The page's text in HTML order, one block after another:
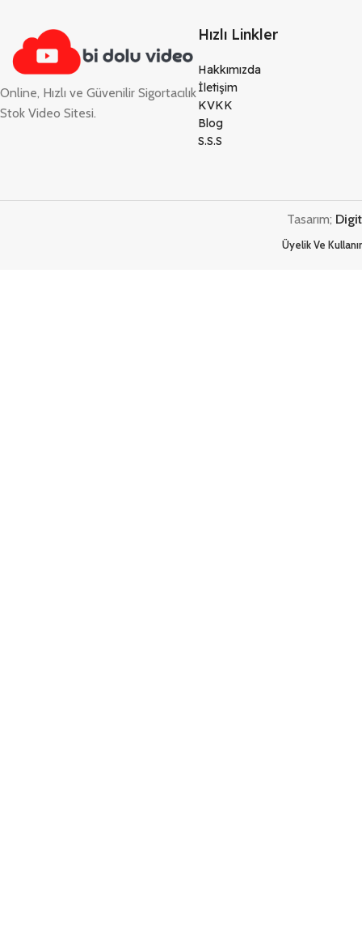
Online, Hızlı ve Güvenilir Sigortacılık
Stok Video Sitesi.
Hızlı Linkler
Hakkımızda
İletişim
KVKK
Blog
S.S.S
Tasarım;
Üyelik Ve